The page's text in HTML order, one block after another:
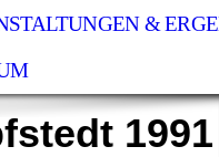
&
1991